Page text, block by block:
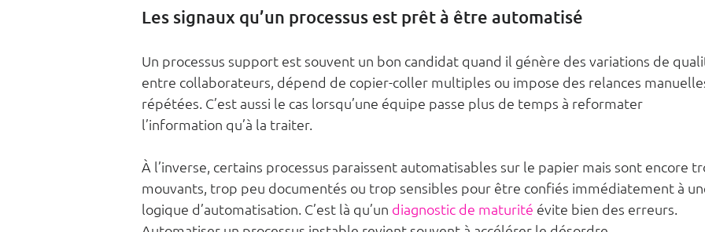
Les signaux qu’un processus est prêt à être automatisé
Un processus support est souvent un bon candidat quand il génère des variations de
entre collaborateurs, dépend de copier-coller multiples ou impose des relances
répétées. C’est aussi le cas lorsqu’une équipe passe plus de temps à reformater
l’information qu’à la traiter.
À l’inverse, certains processus paraissent automatisables sur le papier mais sont encore
mouvants, trop peu documentés ou trop sensibles pour être confiés immédiatement à
logique d’automatisation. C’est là qu’un diagnostic de maturité évite bien des erreurs.